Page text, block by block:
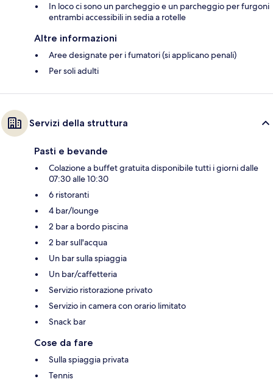
In loco ci sono un parcheggio e un parcheggio per furgoni
entrambi accessibili in sedia a rotelle
Altre informazioni
Aree designate per i fumatori (si applicano penali)
Per soli adulti
Servizi della struttura
Pasti e bevande
Colazione a buffet gratuita disponibile tutti i giorni dalle
07:30 alle 10:30
6 ristoranti
4 bar/lounge
2 bar a bordo piscina
2 bar sull'acqua
Un bar sulla spiaggia
Un bar/caffetteria
Servizio ristorazione privato
Servizio in camera con orario limitato
Snack bar
Cose da fare
Sulla spiaggia privata
Tennis